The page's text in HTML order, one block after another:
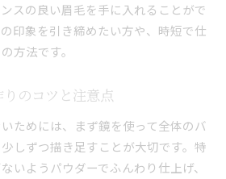
スの良い眉毛を手に入れることがで
印象を引き締めたい方や、時短で仕
方法です。
のコツと注意点
ためには、まず鏡を使って全体のバ
しずつ描き足すことが大切です。特
いようパウダーでふんわり仕上げ、